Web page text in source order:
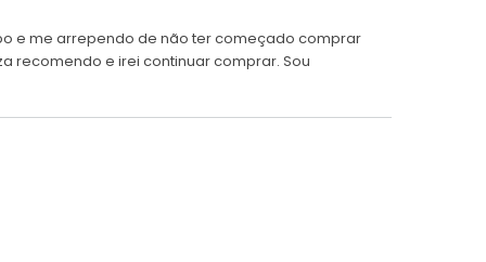
e me arrependo de não ter começado comprar
recomendo e irei continuar comprar. Sou